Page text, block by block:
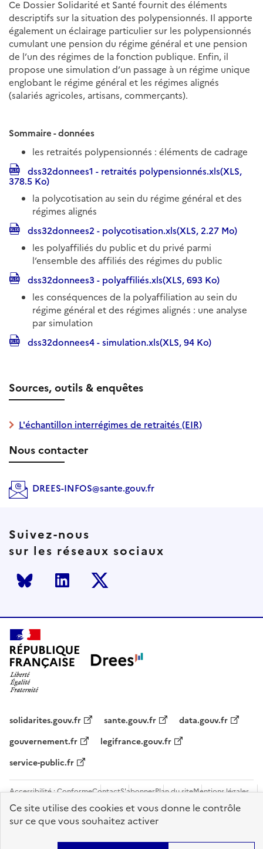
Ce Dossier Solidarité et Santé fournit des éléments
descriptifs sur la situation des polypensionnés. Il apporte
également un éclairage particulier sur les polypensionnés
cumulant une pension du régime général et une pension
de l’un des régimes de la fonction publique. Enfin, il
propose une simulation d’un passage à un régime unique
englobant le régime général et les régimes alignés
(salariés agricoles, artisans, commerçants).
Sommaire - données
les retraités polypensionnés : éléments de cadrage
dss32donnees1 - retraités polypensionnés.xls(XLS,
378.5 Ko)
la polycotisation au sein du régime général et des
régimes alignés
dss32donnees2 - polycotisation.xls(XLS, 2.27 Mo)
les polyaffiliés du public et du privé parmi
l’ensemble des affiliés des régimes du public
dss32donnees3 - polyaffiliés.xls(XLS, 693 Ko)
les conséquences de la polyaffiliation au sein du
régime général et des régimes alignés : une analyse
par simulation
dss32donnees4 - simulation.xls(XLS, 94 Ko)
Sources, outils & enquêtes
L'échantillon interrégimes de retraités (EIR)
Nous contacter
DREES-INFOS@sante.gouv.fr
Suivez-nous
sur les réseaux sociaux
Bluesky LinkedInTwitter
solidarites.gouv.fr sante.gouv.fr
data.gouv.fr
gouvernement.fr
legifrance.gouv.fr
service-public.fr
Accessibilité : ConformeContactS'abonnerPlan du siteMentions légales
Flux RSSRecrutements
Sauf mention contraire, tous les contenus de ce site sont sous
Ce site utilise des cookies et vous donne le contrôle
sur ce que vous souhaitez activer